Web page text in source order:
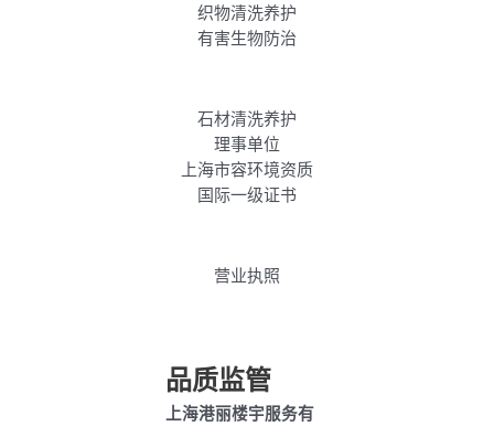
织物清洗养护
有害生物防治
石材清洗养护
理事单位
上海市容环境资质
国际一级证书
营业执照
品质监管
上海港丽楼宇服务有